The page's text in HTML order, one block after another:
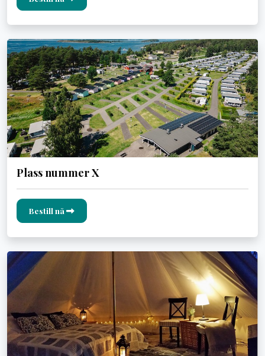
Plass nummer X
Bestill nå